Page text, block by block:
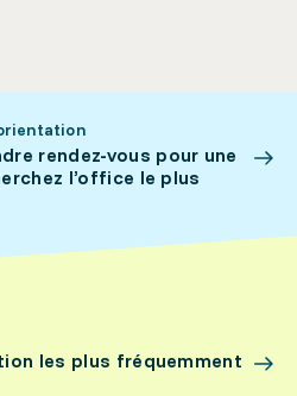
rendez-vous pour une
l’office le plus
les plus fréquemment